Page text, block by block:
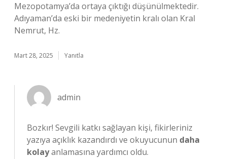
Mezopotamya’da ortaya çıktığı düşünülmektedir.
Adıyaman’da eski bir medeniyetin kralı olan Kral
Nemrut, Hz.
Mart 28, 2025 Yanıtla
admin
Bozkır! Sevgili katkı sağlayan kişi, fikirleriniz
yazıya açıklık kazandırdı ve okuyucunun daha
kolayanlamasına yardımcı oldu.